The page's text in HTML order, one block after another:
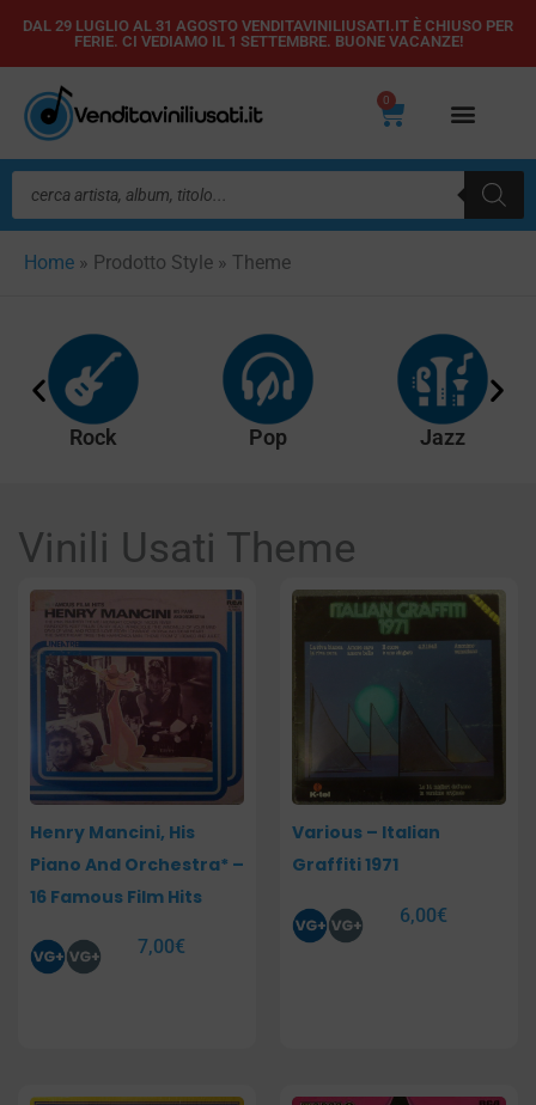
Vai
contenuto
DAL 29 LUGLIO AL 31 AGOSTO VENDITAVINILIUSATI.IT È CHIUSO PER
FERIE. CI VEDIAMO IL 1 SETTEMBRE. BUONE VACANZE!
0
Carrello
Ricerca
prodotti
Home » Prodotto Style » Theme
Rock Pop Jazz
Vinili Usati Theme
Henry Mancini, His
Piano And Orchestra* –
16 Famous Film Hits
7,00€
Various – Italian
Graffiti 1971
6,00€
PaginaPaginaPaginaPagina